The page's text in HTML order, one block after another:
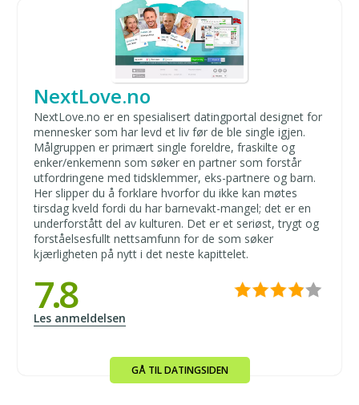
NextLove.no
NextLove.no er en spesialisert datingportal designet for
mennesker som har levd et liv før de ble single igjen.
Målgruppen er primært single foreldre, fraskilte og
enker/enkemenn som søker en partner som forstår
utfordringene med tidsklemmer, eks-partnere og barn.
Her slipper du å forklare hvorfor du ikke kan møtes
tirsdag kveld fordi du har barnevakt-mangel; det er en
underforstått del av kulturen. Det er et seriøst, trygt og
forståelsesfullt nettsamfunn for de som søker
kjærligheten på nytt i det neste kapittelet.
7.8
Les anmeldelsen
GÅ TIL DATINGSIDEN